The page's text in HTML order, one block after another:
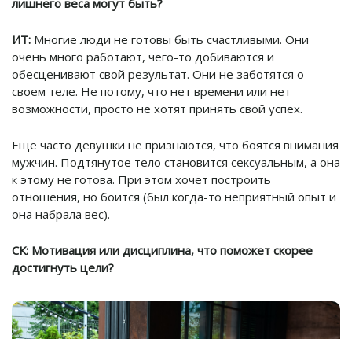
лишнего веса могут быть?
ИТ: Многие люди не готовы быть счастливыми. Они
очень много работают, чего-то добиваются и
обесценивают свой результат. Они не заботятся о
своем теле. Не потому, что нет времени или нет
возможности, просто не хотят принять свой успех.
Ещё часто девушки не признаются, что боятся внимания
мужчин. Подтянутое тело становится сексуальным, а она
к этому не готова. При этом хочет построить
отношения, но боится (был когда-то неприятный опыт и
она набрала вес).
СК: Мотивация или дисциплина, что поможет скорее
достигнуть цели?